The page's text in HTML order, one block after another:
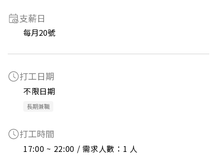
支薪日
每月20號
打工日期
不限日期
長期兼職
打工時間
17:00 ~ 22:00 / 需求人數：1 人